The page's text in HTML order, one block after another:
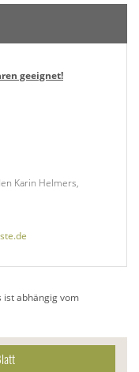
geeignet!
Karin Helmers,
ist abhängig vom